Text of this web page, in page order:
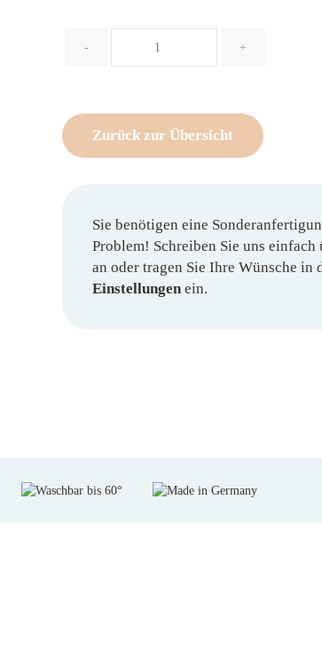
-
+
Zurück zur Übersicht
Sie benötigen eine
Problem! Schreiben Sie uns einfach
an oder tragen Sie Ihre Wünsche in
Einstellungen ein.